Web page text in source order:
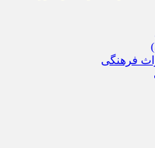
فرهنگی